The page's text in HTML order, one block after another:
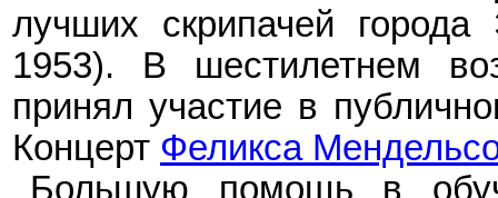
лучших скрипачей
1953). В шестилетнем
принял участие в
Концерт Феликса
Большую помощь в